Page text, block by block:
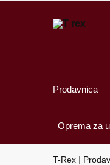
Prodavnica
Oprema za
T-Rex |